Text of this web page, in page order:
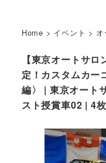
Home > イベント >
【東京オートサ
定！カスタムカー
編〉 | 東京オート
スト授賞車02 | 4